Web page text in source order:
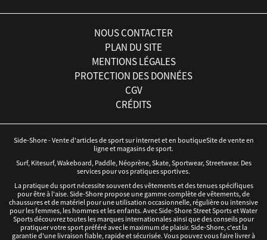
NOUS CONTACTER
PLAN DU SITE
MENTIONS LÉGALES
PROTECTION DES DONNÉES
CGV
CRÉDITS
Side-Shore - Vente d'articles de sport sur internet et en boutiqueSite de vente en
ligne et magasins de sport.
Surf, Kitesurf, Wakeboard, Paddle, Néoprène, Skate, Sportwear, Streetwear. Des
services pour vos pratiques sportives.
La pratique du sport nécessite souvent des vêtements et des tenues spécifiques
pour être à l'aise. Side-Shore propose une gamme complète de vêtements, de
chaussures et de matériel pour une utilisation occasionnelle, régulière ou intensive
pour les femmes, les hommes et les enfants. Avec Side-Shore Street Sports et Water
Sports découvrez toutes les marques internationales ainsi que des conseils pour
pratiquer votre sport préféré avec le maximum de plaisir. Side-Shore, c'est la
garantie d'une livraison fiable, rapide et sécurisée. Vous pouvez vous faire livrer à